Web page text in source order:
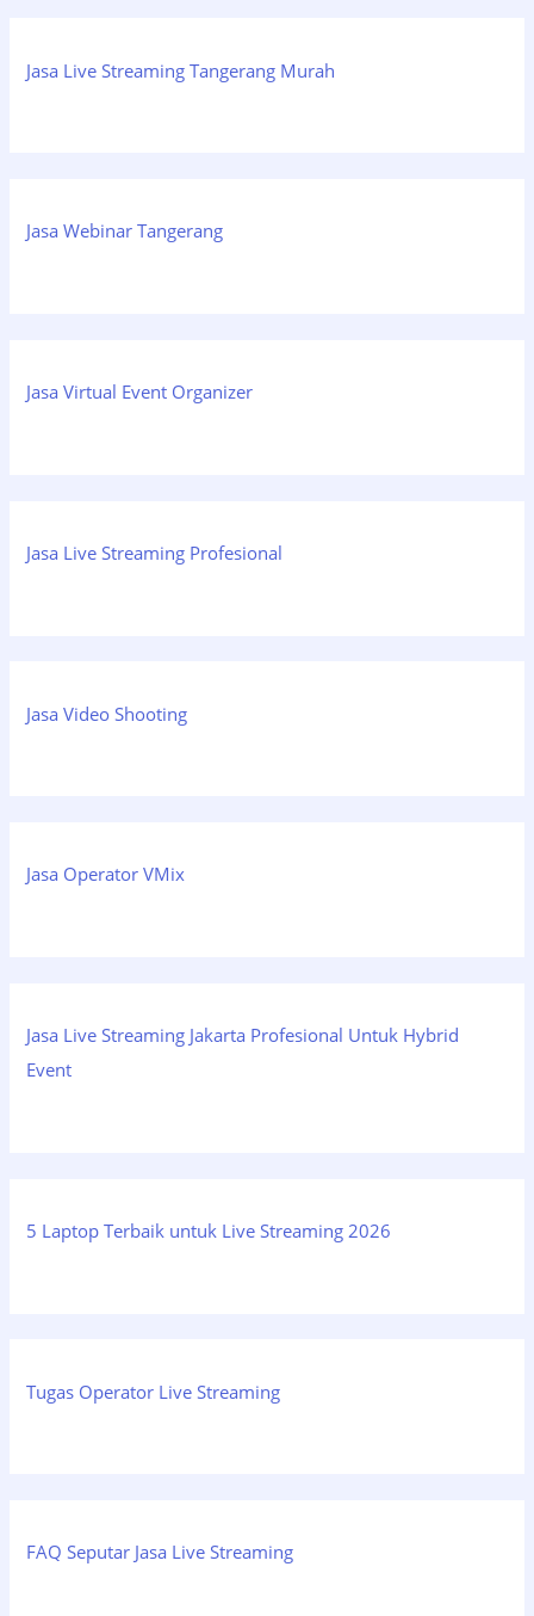
Jasa Live Streaming Tangerang Murah
Jasa Webinar Tangerang
Jasa Virtual Event Organizer
Jasa Live Streaming Profesional
Jasa Video Shooting
Jasa Operator VMix
Jasa Live Streaming Jakarta Profesional Untuk Hybrid
Event
5 Laptop Terbaik untuk Live Streaming 2026
Tugas Operator Live Streaming
FAQ Seputar Jasa Live Streaming